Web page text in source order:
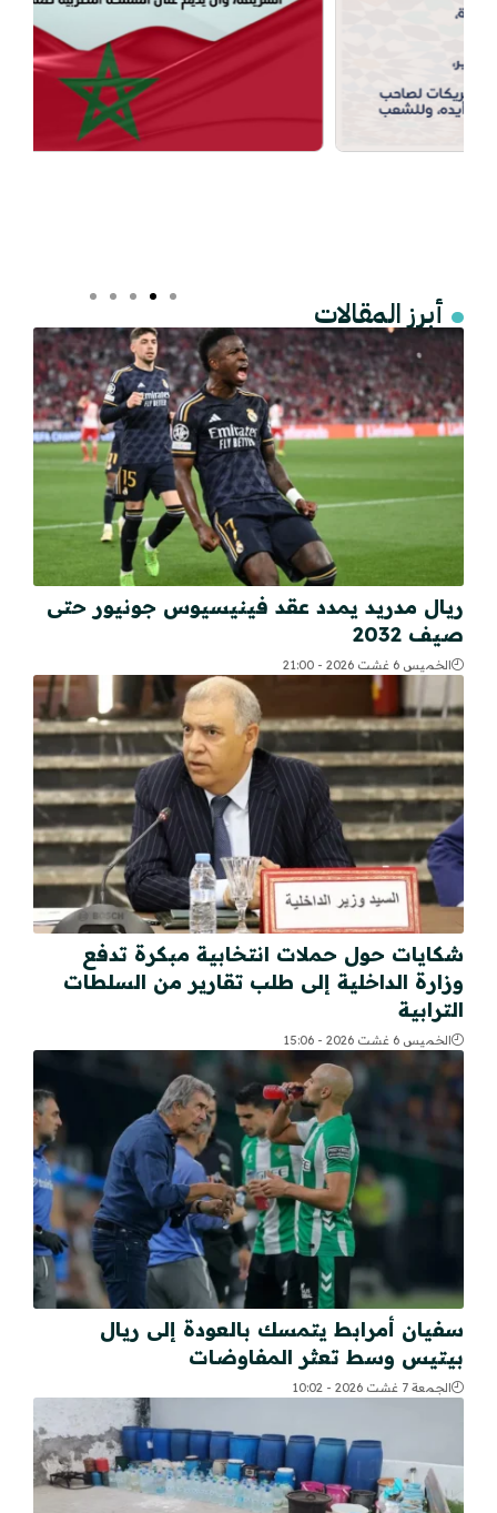
أبرز المقالات
ريال مدريد يمدد عقد فينيسيوس جونيور حتى
صيف 2032
الخميس 6 غشت 2026 - 21:00
شكايات حول حملات انتخابية مبكرة تدفع
وزارة الداخلية إلى طلب تقارير من السلطات
الترابية
الخميس 6 غشت 2026 - 15:06
سفيان أمرابط يتمسك بالعودة إلى ريال
بيتيس وسط تعثر المفاوضات
الجمعة 7 غشت 2026 - 10:02